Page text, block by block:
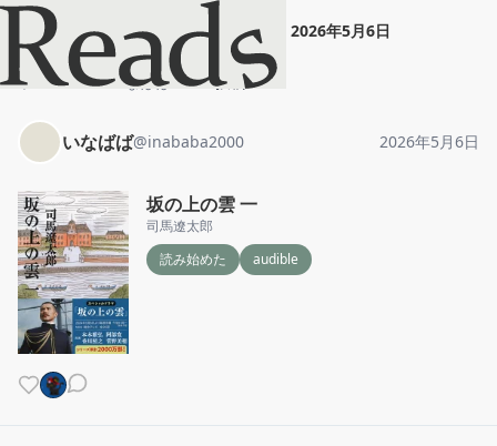
いなばば 坂の上の雲 一 2026年5月6日
ホーム いなばば 投稿
いなばば@inababa2000 2026年5月6日
坂の上の雲 一
司馬遼太郎
読み始めた
audible